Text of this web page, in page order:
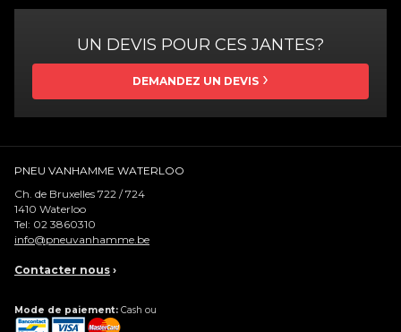
UN DEVIS POUR CES JANTES?
DEMANDEZ UN DEVIS
PNEU VANHAMME WATERLOO
Ch. de Bruxelles 722 / 724
1410 Waterloo
Tel: 02 3860310
info@pneuvanhamme.be
Contacter nous ›
Mode de paiement: Cash ou